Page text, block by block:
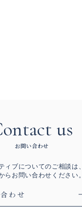
us
お問い合わせ
ィブについてのご相談は、
らお問い合わせください。
わせ